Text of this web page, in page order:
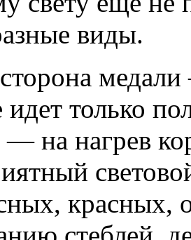
виды.
идет только
— на нагрев
красных,